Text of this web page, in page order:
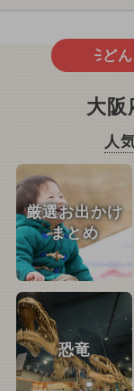
ど
大阪
人
厳選お出かけ
まとめ
恐竜